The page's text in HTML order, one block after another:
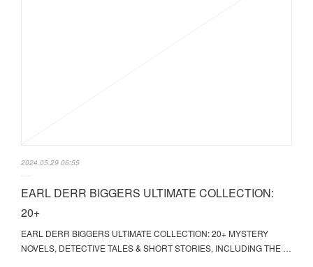
2024.05.29 06:55
EARL DERR BIGGERS ULTIMATE COLLECTION:
20+
EARL DERR BIGGERS ULTIMATE COLLECTION: 20+ MYSTERY
NOVELS, DETECTIVE TALES & SHORT STORIES, INCLUDING THE …